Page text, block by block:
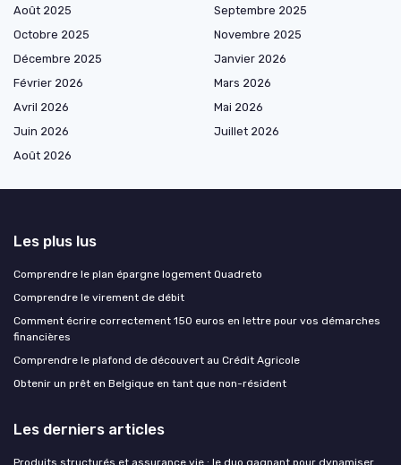
Août 2025
Septembre 2025
Octobre 2025
Novembre 2025
Décembre 2025
Janvier 2026
Février 2026
Mars 2026
Avril 2026
Mai 2026
Juin 2026
Juillet 2026
Août 2026
Les plus lus
Comprendre le plan épargne logement Quadreto
Comprendre le virement de débit
Comment écrire correctement 150 euros en lettre pour vos démarches
financières
Comprendre le plafond de découvert au Crédit Agricole
Obtenir un prêt en Belgique en tant que non-résident
Les derniers articles
Produits structurés et assurance vie : le duo gagnant pour dynamiser